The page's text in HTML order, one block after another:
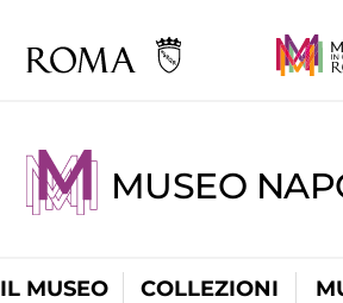
MUSEO
IL MUSEO COLLEZIONI